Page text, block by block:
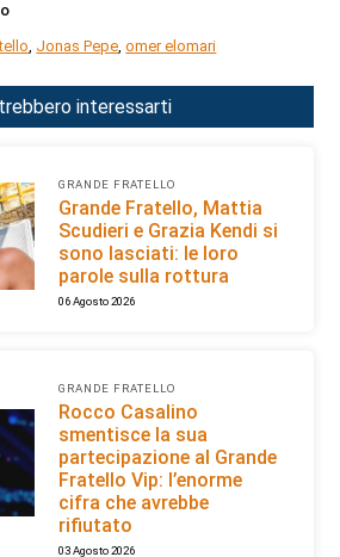
Jonas Pepe ,omer elomari
interessarti
GRANDE FRATELLO
Grande Fratello, Mattia
Scudieri e Grazia Kendi si
sono lasciati: le loro
parole sulla rottura
06 Agosto 2026
GRANDE FRATELLO
Rocco Casalino
smentisce la sua
partecipazione al Grande
Fratello Vip: l’enorme
cifra che avrebbe
rifiutato
03 Agosto 2026